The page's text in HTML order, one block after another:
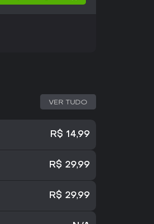
VER TUDO
R$ 14,99
R$ 29,99
R$ 29,99